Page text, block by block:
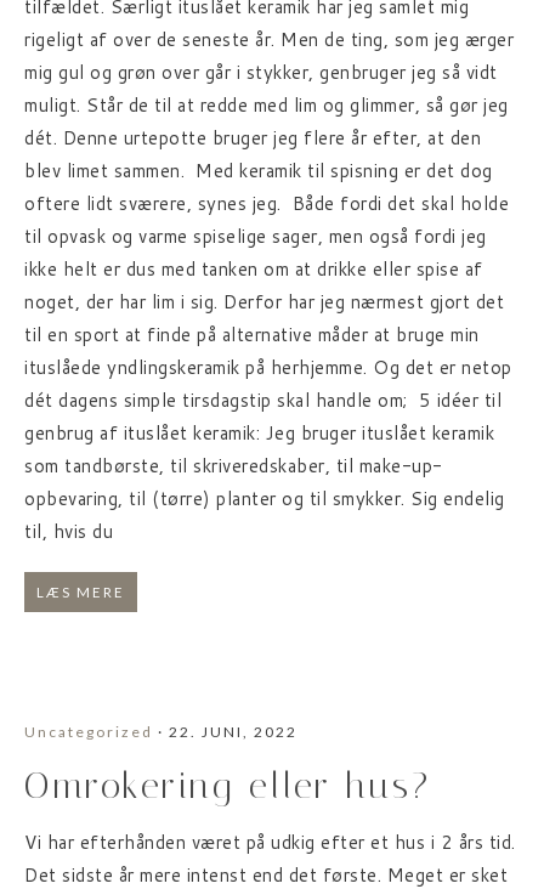
tilfældet. Særligt ituslået keramik har jeg samlet mig
rigeligt af over de seneste år. Men de ting, som jeg ærger
mig gul og grøn over går i stykker, genbruger jeg så vidt
muligt. Står de til at redde med lim og glimmer, så gør jeg
dét. Denne urtepotte bruger jeg flere år efter, at den
blev limet sammen. Med keramik til spisning er det dog
oftere lidt sværere, synes jeg. Både fordi det skal holde
til opvask og varme spiselige sager, men også fordi jeg
ikke helt er dus med tanken om at drikke eller spise af
noget, der har lim i sig. Derfor har jeg nærmest gjort det
til en sport at finde på alternative måder at bruge min
ituslåede yndlingskeramik på herhjemme. Og det er netop
dét dagens simple tirsdagstip skal handle om; 5 idéer til
genbrug af ituslået keramik: Jeg bruger ituslået keramik
som tandbørste, til skriveredskaber, til make-up-
opbevaring, til (tørre) planter og til smykker. Sig endelig
til, hvis du
LÆS MERE
Uncategorized · 22. JUNI, 2022
Omrokering eller hus?
Vi har efterhånden været på udkig efter et hus i 2 års tid.
Det sidste år mere intenst end det første. Meget er sket